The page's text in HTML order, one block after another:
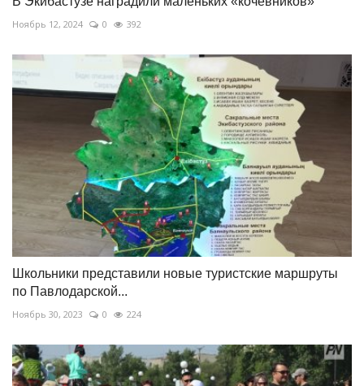
Ноябрь 12, 2024 0 392
Школьники представили новые туристские маршруты
по Павлодарской...
Ноябрь 30, 2023 0 224